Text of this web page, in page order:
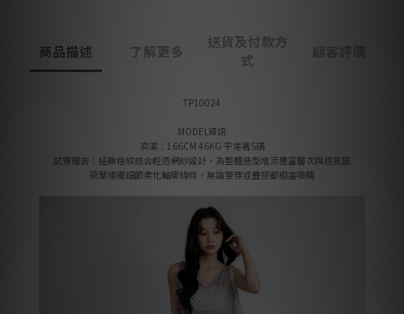
商品描述 了解更多
送貨及付款方
式
TP10024
MODEL資訊
奕潔：166CM 46KG 平常著S碼
試穿報告：經典格紋結合輕透網紗設計，為整體造型增添豐富層次與透氣感
荷葉裙襬細節柔化輪廓線條，無論單穿或疊搭都相當吸睛